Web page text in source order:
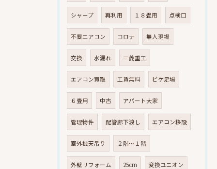
シャープ 再利用 １８畳用 点検口
不要エアコン コロナ 無人現場
交換 水漏れ 三菱重工
エアコン買取 工賃無料 ビケ足場
６畳用 中古 アパート大家
管理物件 配管廊下渡し エアコン移設
室外機天吊り ２階～１階
外壁リフォーム 25cm 変換ユニオン